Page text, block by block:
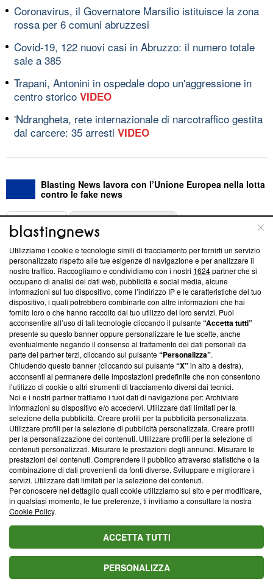
Coronavirus, il Governatore Marsilio istituisce la zona
rossa per 6 comuni abruzzesi
Covid-19, 122 nuovi casi in Abruzzo: il numero totale
sale a 385
Trapani, Antonini in ospedale dopo un'aggressione in
centro storico VIDEO
'Ndrangheta, rete internazionale di narcotraffico gestita
dal carcere: 35 arresti VIDEO
Blasting News lavora con l’Unione Europea nella lotta
contro le fake news
ABOUT
Questa sezione offre informazioni trasparenti su Blasting
News, sui nostri processi editoriali e su come ci impegniamo a
creare news di qualità. Inoltre, afferma la nostra aderenza a
‘Trust Project - News with Integrity’Blasting News non è
ancora membro del programma, ma ha richiesto di farne
parte; Trust Project non ha ancora effettuato una verifica di
conformità agli standard.
Su di noi
Team editoriale
Corporate
Redazione
Informativa Privacy
Cookie Policy
Blasting SA, IDI CHE-247.845.224, Via Carlo Frasca, 3 - 6900
Lugano (Svizzera) Tel:+39 0690258937
© 2026 Blasting News
Utilizziamo i cookie e tecnologie simili di tracciamento per fornirti un servizio
personalizzato rispetto alle tue esigenze di navigazione e per analizzare il
nostro traffico. Raccogliamo e condividiamo con i nostri 1624partner che si
occupano di analisi dei dati web, pubblicità e social media, alcune
informazioni sul tuo dispositivo, come l’indirizzo IP e le caratteristiche del tuo
dispositivo, i quali potrebbero combinarle con altre informazioni che hai
fornito loro o che hanno raccolto dal tuo utilizzo dei loro servizi. Puoi
acconsentire all’uso di tali tecnologie cliccando il pulsante“Accetta tutti”
presente su questo banner oppure personalizzare le tue scelte, anche
eventualmente negando il consenso al trattamento dei dati personali da
parte dei partner terzi, cliccando sul pulsante“Personalizza”.
Chiudendo questo banner (cliccando sul pulsante“X”in alto a destra),
acconsenti al permanere delle impostazioni predefinite che non consentono
l’utilizzo di cookie o altri strumenti di tracciamento diversi dai tecnici.
Noi e i nostri partner trattiamo i tuoi dati di navigazione per: Archiviare
informazioni su dispositivo e/o accedervi. Utilizzare dati limitati per la
selezione della pubblicità. Creare profili per la pubblicità personalizzata.
Utilizzare profili per la selezione di pubblicità personalizzata. Creare profili
per la personalizzazione dei contenuti. Utilizzare profili per la selezione di
contenuti personalizzati. Misurare le prestazioni degli annunci. Misurare le
prestazioni dei contenuti. Comprendere il pubblico attraverso statistiche o la
combinazione di dati provenienti da fonti diverse. Sviluppare e migliorare i
servizi. Utilizzare dati limitati per la selezione dei contenuti.
Per conoscere nel dettaglio quali cookie utilizziamo sul sito e per modificare,
in qualsiasi momento, le tue preferenze, ti invitiamo a consultare la nostra
Cookie Policy.
ACCETTA TUTTI
PERSONALIZZA